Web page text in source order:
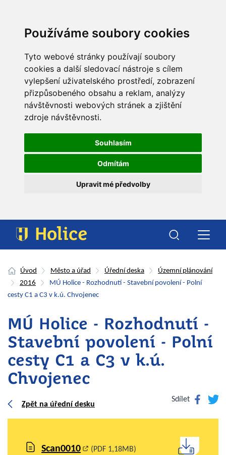
Používáme soubory cookies
Tyto webové stránky používají soubory
cookies a další sledovací nástroje s cílem
vylepšení uživatelského prostředí, zobrazení
přizpůsobeného obsahu a reklam, analýzy
návštěvnosti webových stránek a zjištění
zdroje návštěvnosti.
Souhlasím
Odmítám
Upravit mé předvolby
Úvod Město a úřad Úřední deska
Územní plánování
2016
MÚ Holice - Rozhodnutí - Stavební povolení - Polní
cesty C1 a C3 v k.ú. Chvojenec
MÚ Holice - Rozhodnutí -
Stavební povolení - Polní
cesty C1 a C3 v k.ú.
Chvojenec
Zpět na úřední desku
Sdílet Facebook
Scan0010 (PDF 1,18MB)